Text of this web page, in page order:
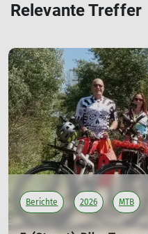
Relevante Treffer
Berichte 2026 MTB